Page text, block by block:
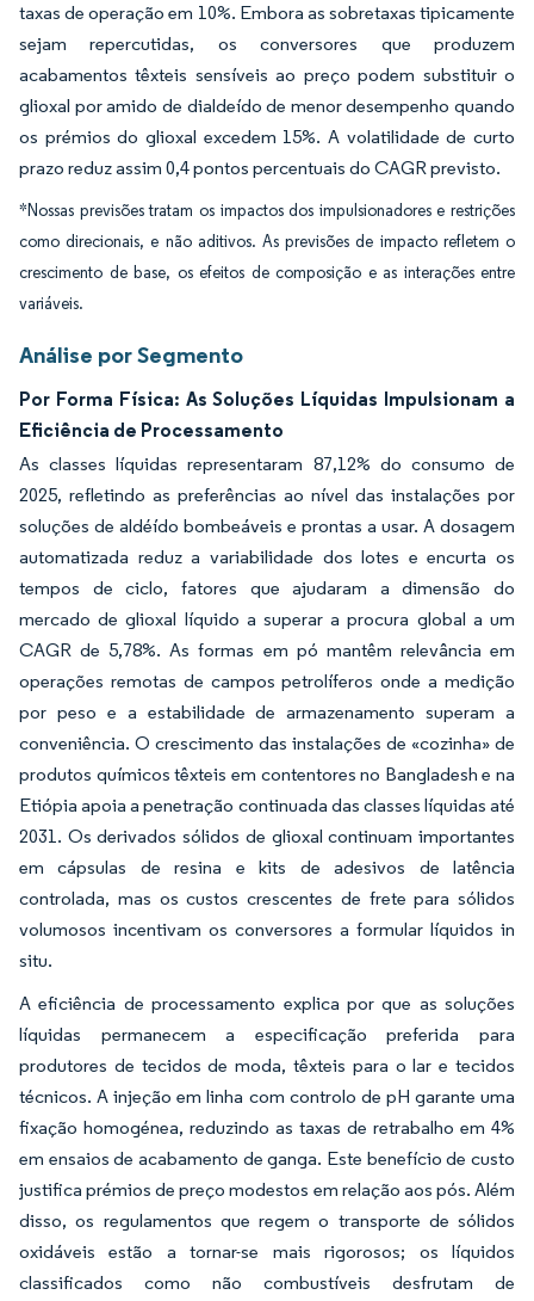
taxas de operação em 10%. Embora as sobretaxas tipicamente
sejam repercutidas, os conversores que produzem
acabamentos têxteis sensíveis ao preço podem substituir o
glioxal por amido de dialdeído de menor desempenho quando
os prémios do glioxal excedem 15%. A volatilidade de curto
prazo reduz assim 0,4 pontos percentuais do CAGR previsto.
*Nossas previsões tratam os impactos dos impulsionadores e restrições
como direcionais, e não aditivos. As previsões de impacto refletem o
crescimento de base, os efeitos de composição e as interações entre
variáveis.
Análise por Segmento
Por Forma Física: As Soluções Líquidas Impulsionam a
Eficiência de Processamento
As classes líquidas representaram 87,12% do consumo de
2025, refletindo as preferências ao nível das instalações por
soluções de aldéído bombeáveis e prontas a usar. A dosagem
automatizada reduz a variabilidade dos lotes e encurta os
tempos de ciclo, fatores que ajudaram a dimensão do
mercado de glioxal líquido a superar a procura global a um
CAGR de 5,78%. As formas em pó mantêm relevância em
operações remotas de campos petrolíferos onde a medição
por peso e a estabilidade de armazenamento superam a
conveniência. O crescimento das instalações de «cozinha» de
produtos químicos têxteis em contentores no Bangladesh e na
Etiópia apoia a penetração continuada das classes líquidas até
2031. Os derivados sólidos de glioxal continuam importantes
em cápsulas de resina e kits de adesivos de latência
controlada, mas os custos crescentes de frete para sólidos
volumosos incentivam os conversores a formular líquidos in
situ.
A eficiência de processamento explica por que as soluções
líquidas permanecem a especificação preferida para
produtores de tecidos de moda, têxteis para o lar e tecidos
técnicos. A injeção em linha com controlo de pH garante uma
fixação homogénea, reduzindo as taxas de retrabalho em 4%
em ensaios de acabamento de ganga. Este benefício de custo
justifica prémios de preço modestos em relação aos pós. Além
disso, os regulamentos que regem o transporte de sólidos
oxidáveis estão a tornar-se mais rigorosos; os líquidos
classificados como não combustíveis desfrutam de